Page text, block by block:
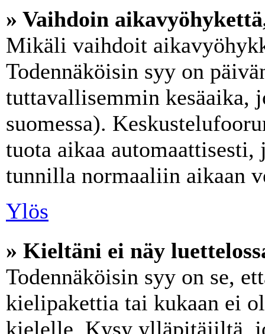
» Vaihdoin
Mikäli vaihdoit
Todennäköisin syy on
tuttavallisemmin kesäaika,
suomessa).
tuota aikaa
tunnilla normaaliin aikaan
Ylös
» Kieltäni ei näy
Todennäköisin syy on se,
kielipakettia tai kukaan ei
kielelle. Kysy ylläpitäjiltä,